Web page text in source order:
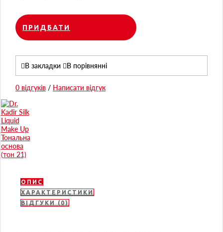
ПРИДБАТИ
В закладки В порівнянні
0 відгуків / Написати відгук
ОПИС
ХАРАКТЕРИСТИКИ
ВІДГУКИ (0)